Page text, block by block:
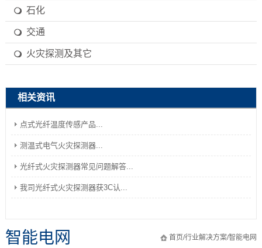
石化
交通
火灾探测及其它
相关资讯
点式光纤温度传感产品...
测温式电气火灾探测器...
光纤式火灾探测器常见问题解答...
我司光纤式火灾探测器获3C认...
首页/行业解决方案/智能电网
智能电网